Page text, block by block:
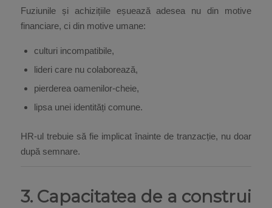
Fuziunile și achizițiile eșuează adesea nu din motive
financiare, ci din motive umane:
culturi incompatibile,
lideri care nu colaborează,
pierderea oamenilor-cheie,
lipsa unei identități comune.
HR-ul trebuie să fie implicat înainte de tranzacție, nu doar
după semnare.
3. Capacitatea de a construi